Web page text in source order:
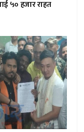
५० हजार राहत